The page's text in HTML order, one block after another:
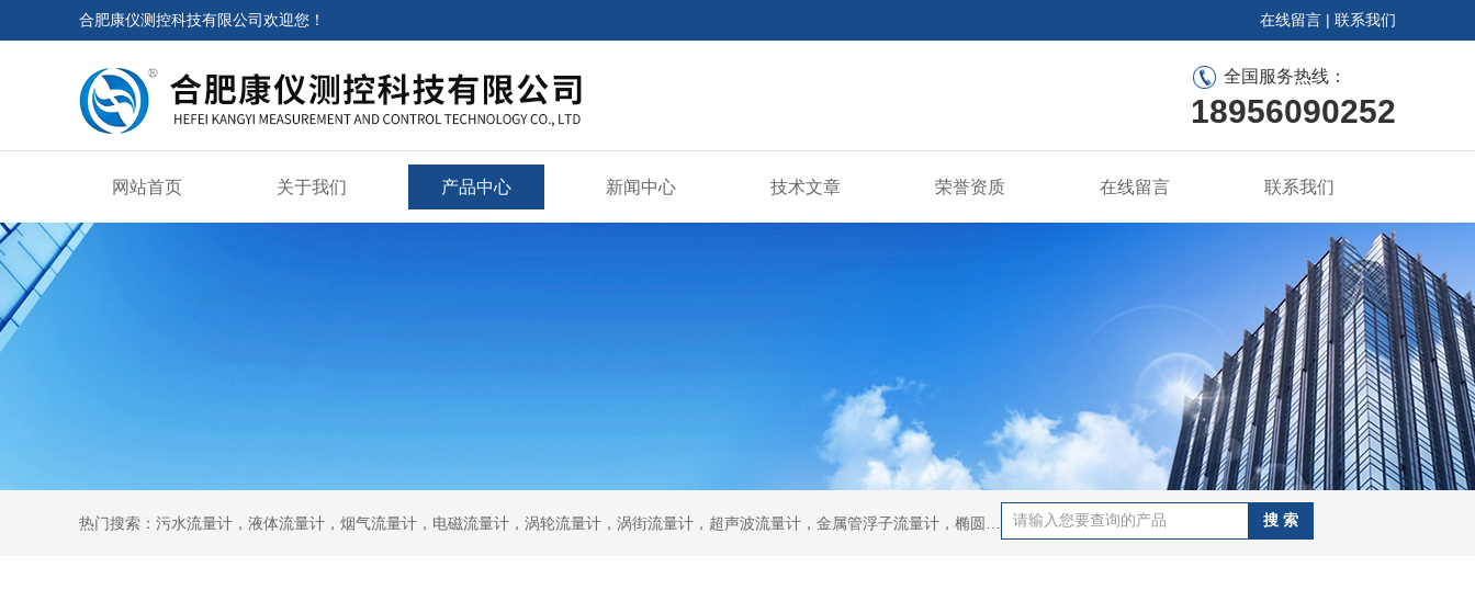
合肥康仪测控科技有限公司欢迎您！ 在线留言 | 联系我们
全国服务热线：
18956090252
网站首页 关于我们 产品中心 新闻中心 技术文章 荣誉资质 在线留言 联系我们